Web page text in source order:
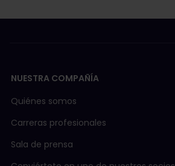
NUESTRA COMPAÑÍA
Quiénes somos
Carreras profesionales
Sala de prensa